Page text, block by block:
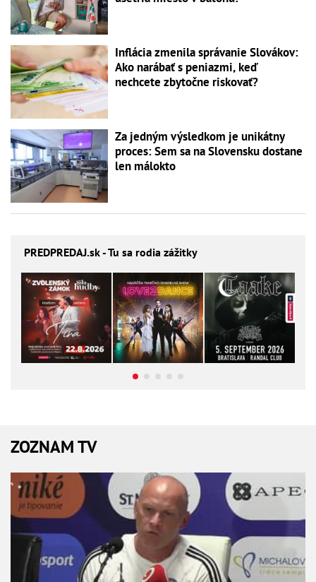
Inflácia zmenila správanie Slovákov:
Ako narábať s peniazmi, keď
nechcete zbytočne riskovať?
Za jedným výsledkom je unikátny
proces: Sem sa na Slovensku dostane
len málokto
PREDPREDAJ.sk - Tu sa rodia zážitky
ZOZNAM TV